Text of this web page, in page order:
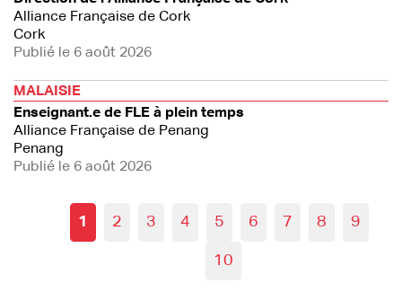
Alliance Française de Cork
Cork
Publié le 6 août 2026
MALAISIE
Enseignant.e de FLE à plein temps
Alliance Française de Penang
Penang
Publié le 6 août 2026
1 2 3 4 5 6 7 8 9
10